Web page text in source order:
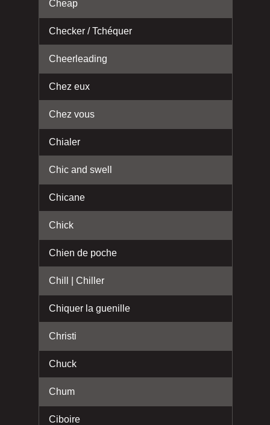
Cheap
Checker / Tchéquer
Cheerleading
Chez eux
Chez vous
Chialer
Chic and swell
Chicane
Chick
Chien de poche
Chill | Chiller
Chiquer la guenille
Christi
Chuck
Chum
Ciboire